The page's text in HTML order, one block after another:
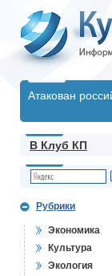
Атакован
В Клуб КП
Рубрики
Экономика
Культура
Экология